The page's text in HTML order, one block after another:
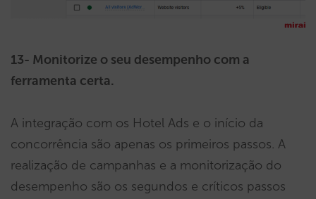
13- Monitorize o seu desempenho com a
ferramenta certa.
A integração com os Hotel Ads e o início da
concorrência são apenas os primeiros passos. A
realização de campanhas e a monitorização do
desempenho são os segundos e críticos passos